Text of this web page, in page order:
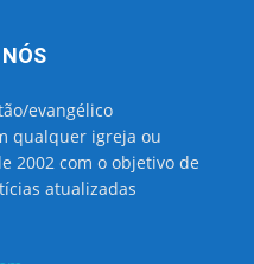
evangélico
qualquer igreja ou
2002 com o objetivo de
atualizadas